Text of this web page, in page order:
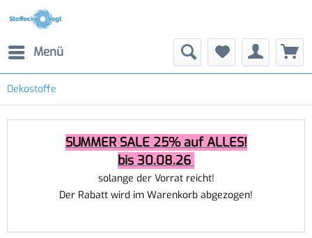
Menü
Dekostoffe
SUMMER SALE 25% auf ALLES!
bis 30.08.26
solange der Vorrat reicht!
Der Rabatt wird im Warenkorb abgezogen!